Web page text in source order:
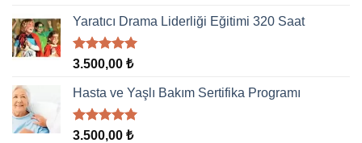
aldı
Yaratıcı Drama Liderliği Eğitimi 320 Saat
5 üzerinden
aldı
3.500,00 ₺
Hasta ve Yaşlı Bakım Sertifika Programı
5 üzerinden
3.500,00 ₺